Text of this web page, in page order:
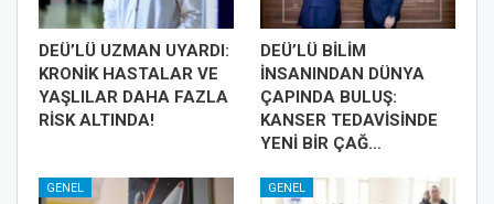
DEÜ’LÜ UZMAN UYARDI:
KRONİK HASTALAR VE
YAŞLILAR DAHA FAZLA
RİSK ALTINDA!
DEÜ’LÜ BİLİM
İNSANINDAN DÜNYA
ÇAPINDA BULUŞ:
KANSER TEDAVİSİNDE
YENİ BİR ÇAĞ…
GENEL GENEL